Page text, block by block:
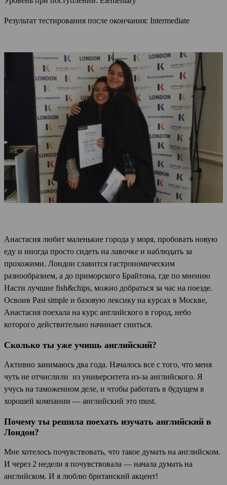
Результат тестирования после окончания: Intermediate
Анастасия любит маленькие города у моря, пробовать новую
еду и иногда просто сидеть на лавочке и наблюдать за
прохожими. Лондон славится гастрономическим
разнообразием, а до приморского Брайтона, где по мнению
Насти лучшие fish&chips, можно добраться за час на поезде.
Освоив Past simple и базовую лексику на курсах в Москве,
Анастасия поехала на курс английского в город, небо
которого действительно начинает сниться.
Сколько ты уже учишь английский?
Активно занимаюсь два года. Началось все с того, что меня
чуть не отчислили из университета из-за английского. Я
учусь на таможенном деле, и чтобы работать в будущем в
хорошей компании — английский это must.
Почему ты решила поехать изучать английский в
Лондон?
Мне хотелось почувствовать, что такое думать на английском.
И через 2 недели я почувствовала — начала думать на
английском. И я люблю британский акцент!